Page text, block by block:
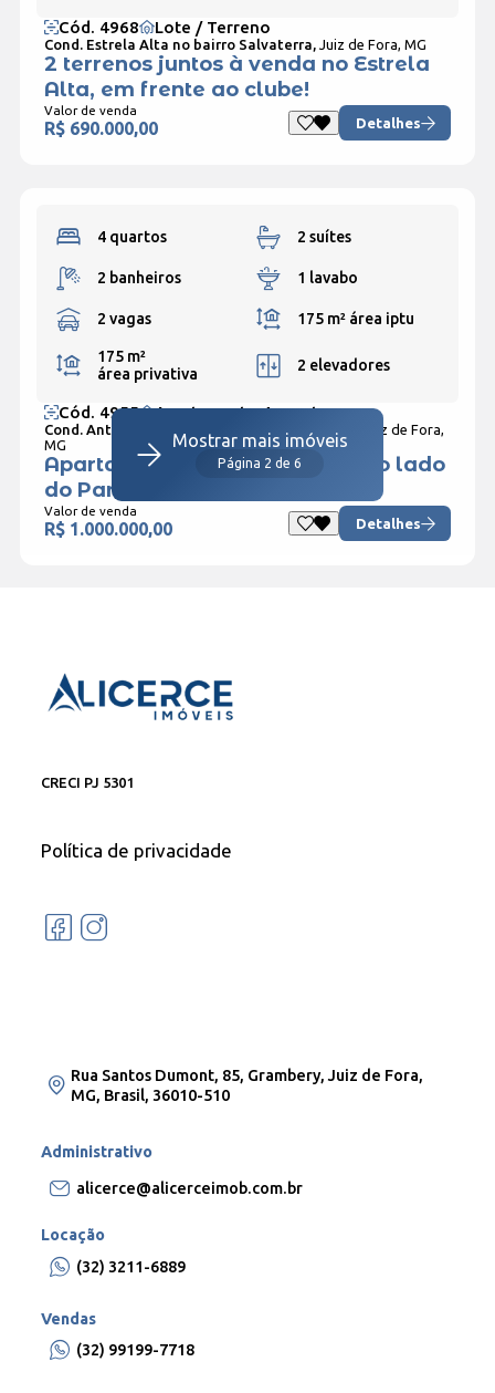
Cód. 4968 Lote / Terreno
Cond. Estrela Alta no bairro Salvaterra, Juiz de Fora, MG
2 terrenos juntos à venda no Estrela
Alta, em frente ao clube!
Valor de venda
R$ 690.000,00 Detalhes
4 quartos 2 suítes
2 banheiros 1 lavabo
2 vagas 175 m² área iptu
175 m²
área privativa
2 elevadores
Cód. 4955 Apartamento 4 quartos
Cond. Antônio Sejan Ganimi no bairro Centro,
Juiz de Fora,
MG
Apartamento à venda, quase ao lado
do Parque Halfeld!
Valor de venda
R$ 1.000.000,00 Detalhes
Mostrar mais imóveis
Página 2 de 6
CRECI PJ 5301
Política de privacidade
Rua Santos Dumont, 85, Grambery, Juiz de Fora,
MG, Brasil, 36010-510
Administrativo
alicerce@alicerceimob.com.br
Locação
(32) 3211-6889
Vendas
(32) 99199-7718